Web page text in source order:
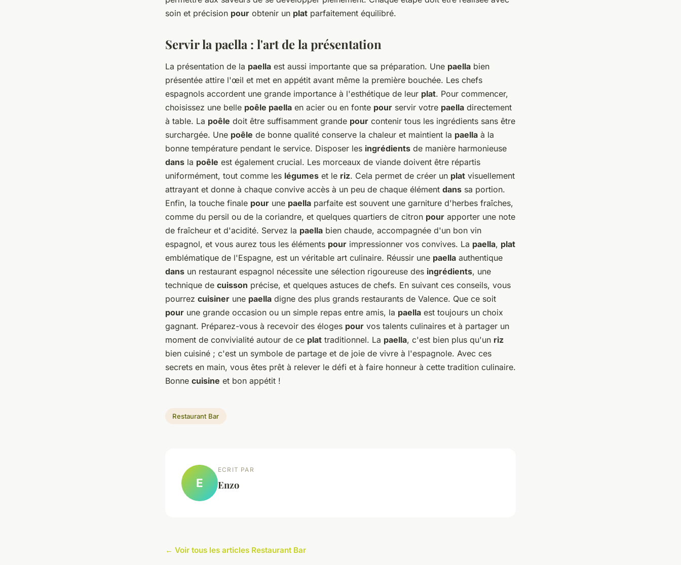
soin et précision pour obtenir un plat parfaitement équilibré.
Servir la paella : l'art de la présentation
La présentation de la paella est aussi importante que sa préparation. Une paella bien
présentée attire l'œil et met en appétit avant même la première bouchée. Les chefs
espagnols accordent une grande importance à l'esthétique de leur plat. Pour commencer,
choisissez une belle poêle paella en acier ou en fonte pour servir votre paella directement
à table. La poêle doit être suffisamment grande pour contenir tous les ingrédients sans être
surchargée. Une poêle de bonne qualité conserve la chaleur et maintient la paella à la
bonne température pendant le service. Disposer les ingrédients de manière harmonieuse
dans la poêle est également crucial. Les morceaux de viande doivent être répartis
uniformément, tout comme les légumes et le riz. Cela permet de créer un plat visuellement
attrayant et donne à chaque convive accès à un peu de chaque élément dans sa portion.
Enfin, la touche finale pour une paella parfaite est souvent une garniture d'herbes fraîches,
comme du persil ou de la coriandre, et quelques quartiers de citron pour apporter une note
de fraîcheur et d'acidité. Servez la paella bien chaude, accompagnée d'un bon vin
espagnol, et vous aurez tous les éléments pour impressionner vos convives. La paella, plat
emblématique de l'Espagne, est un véritable art culinaire. Réussir une paella authentique
dans un restaurant espagnol nécessite une sélection rigoureuse des ingrédients, une
technique de cuisson précise, et quelques astuces de chefs. En suivant ces conseils, vous
pourrez cuisiner une paella digne des plus grands restaurants de Valence. Que ce soit
pour une grande occasion ou un simple repas entre amis, la paella est toujours un choix
gagnant. Préparez-vous à recevoir des éloges pour vos talents culinaires et à partager un
moment de convivialité autour de ce plat traditionnel. La paella, c'est bien plus qu'un riz
bien cuisiné ; c'est un symbole de partage et de joie de vivre à l'espagnole. Avec ces
secrets en main, vous êtes prêt à relever le défi et à faire honneur à cette tradition culinaire.
Bonne cuisine et bon appétit !
Restaurant Bar
E
ECRIT PAR
Enzo
← Voir tous les articles Restaurant Bar